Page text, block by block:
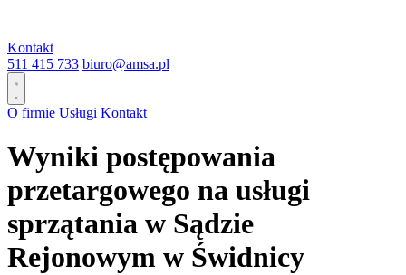
Kontakt
511 415 733 biuro@amsa.pl
O firmie Usługi Kontakt
Wyniki postępowania
przetargowego na usługi
sprzątania w Sądzie
Rejonowym w Świdnicy